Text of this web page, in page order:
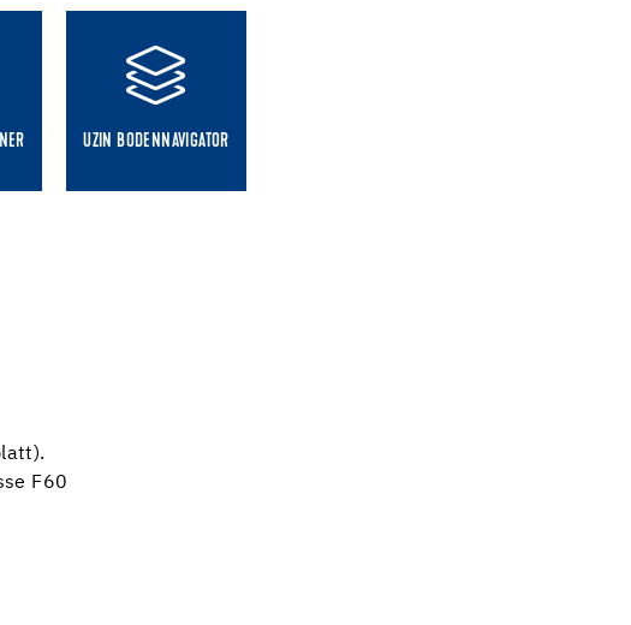
UZIN BODENNAVIGATOR
F60